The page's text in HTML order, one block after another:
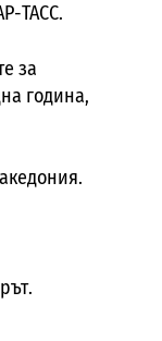
ТАСС.
за
година,